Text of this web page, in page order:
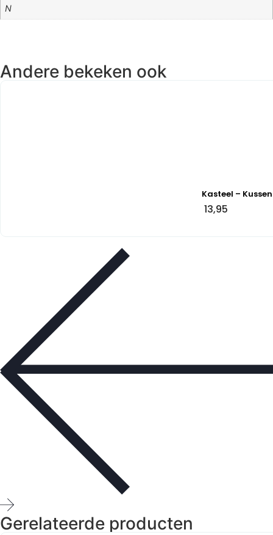
N
Andere bekeken ook
Kasteel –
13,95
Gerelateerde producten